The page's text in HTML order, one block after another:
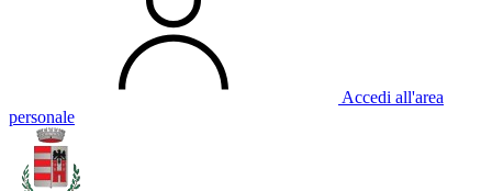
Accedi all'area
personale